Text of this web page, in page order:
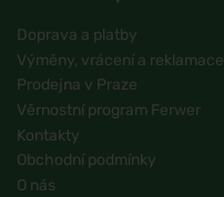
Doprava a platby
Výměny, vrácení a reklamace
Prodejna v Praze
Věrnostní program Ferwer
Kontakty
Obchodní podmínky
O nás